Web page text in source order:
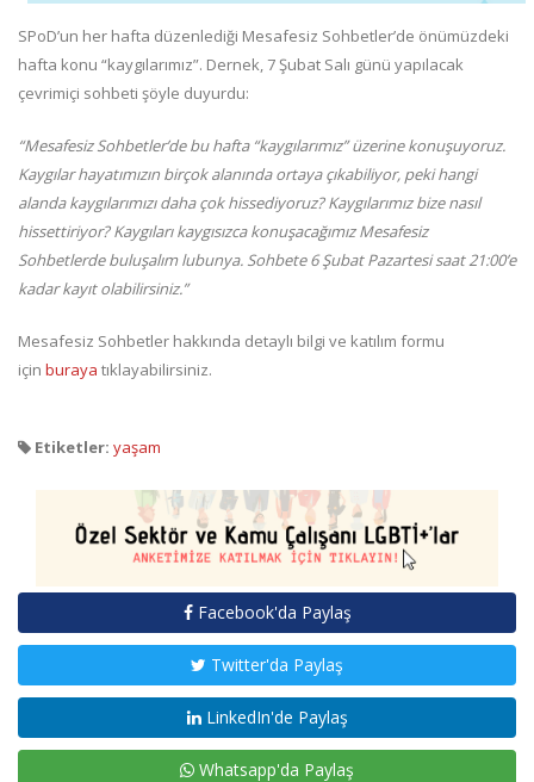
SPoD’un her hafta düzenlediği Mesafesiz Sohbetler’de önümüzdeki
hafta konu “kaygılarımız”. Dernek, 7 Şubat Salı günü yapılacak
çevrimiçi sohbeti şöyle duyurdu:
“Mesafesiz Sohbetler’de bu hafta “kaygılarımız” üzerine konuşuyoruz.
Kaygılar hayatımızın birçok alanında ortaya çıkabiliyor, peki hangi
alanda kaygılarımızı daha çok hissediyoruz? Kaygılarımız bize nasıl
hissettiriyor? Kaygıları kaygısızca konuşacağımız Mesafesiz
Sohbetlerde buluşalım lubunya. Sohbete 6 Şubat Pazartesi saat 21:00’e
kadar kayıt olabilirsiniz.”
Mesafesiz Sohbetler hakkında detaylı bilgi ve katılım formu
için buraya tıklayabilirsiniz.
Etiketler: yaşam
Facebook'da Paylaş
Twitter'da Paylaş
LinkedIn'de Paylaş
Whatsapp'da Paylaş